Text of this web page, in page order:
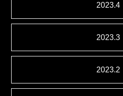
2023.4
2023.3
2023.2